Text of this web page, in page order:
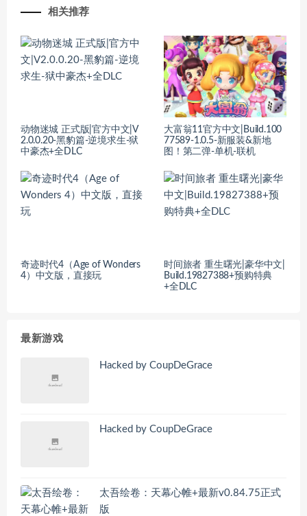
相关推荐
动物迷城 正式版|官方中文|V
2.0.0.20-黑豹篇-逆境求生-狱
中豪杰+全DLC
大富翁11官方中文|Build.100
77589-1.0.5-新服装&新地
图！第二弹-单机-联机
奇迹时代4（Age of Wonders
4）中文版，直接玩
时间旅者 重生曙光|豪华中文|
Build.19827388+预购特典
+全DLC
最新游戏
Hacked by CoupDeGrace
Hacked by CoupDeGrace
太吾绘卷：天幕心帷+最新v0.84.75正式
版